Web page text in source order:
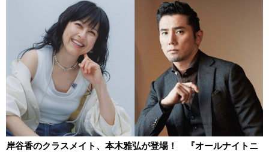
岸谷香のクラスメイト、本木雅弘が登場！ 『オールナイトニ